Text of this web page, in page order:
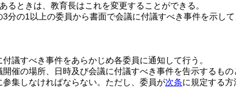
るときは、教育長はこれを変更することができる。
分の1以上の委員から書面で会議に付議すべき事件を示し
議すべき事件をあらかじめ各委員に通知して行う。
催の場所、日時及び会議に付議すべき事件を告示するもの
集しなければならない。 ただし、委員が次条に規定する